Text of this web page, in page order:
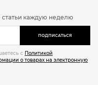
каждую неделю
ПОДПИСАТЬСЯ
с Политикой
о товарах на электронную